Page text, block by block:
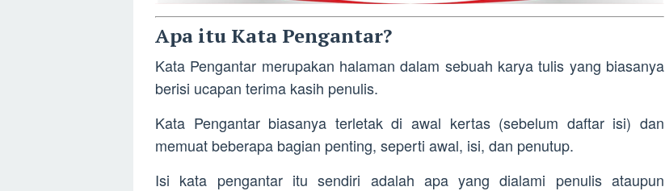
Apa itu Kata Pengantar?
Kata Pengantar merupakan halaman dalam sebuah karya tulis yang biasanya
berisi ucapan terima kasih penulis.
Kata Pengantar biasanya terletak di awal kertas (sebelum daftar isi) dan
memuat beberapa bagian penting, seperti awal, isi, dan penutup.
Isi kata pengantar itu sendiri adalah apa yang dialami penulis ataupun